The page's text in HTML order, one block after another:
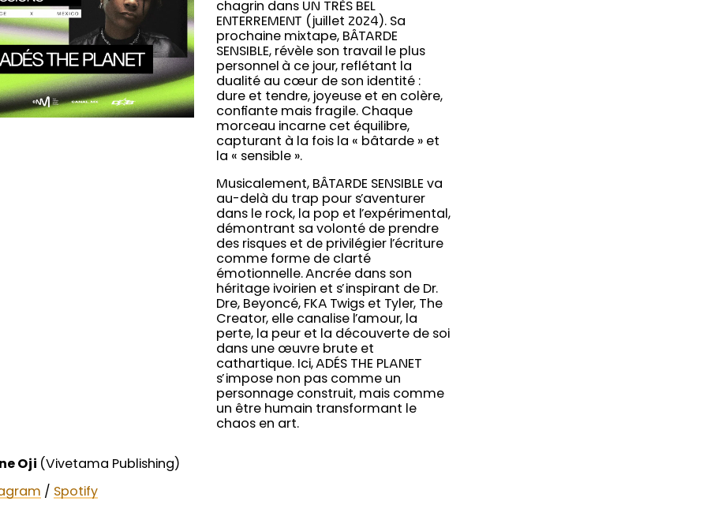
chagrin dans UN TRÈS BEL
ENTERREMENT (juillet 2024). Sa
prochaine mixtape, BÂTARDE
SENSIBLE, révèle son travail le plus
personnel à ce jour, reflétant la
dualité au cœur de son identité :
dure et tendre, joyeuse et en colère,
confiante mais fragile. Chaque
morceau incarne cet équilibre,
capturant à la fois la « bâtarde » et
la « sensible ».
Musicalement, BÂTARDE SENSIBLE va
au-delà du trap pour s’aventurer
dans le rock, la pop et l’expérimental,
démontrant sa volonté de prendre
des risques et de privilégier l’écriture
comme forme de clarté
émotionnelle. Ancrée dans son
héritage ivoirien et s’inspirant de Dr.
Dre, Beyoncé, FKA Twigs et Tyler, The
Creator, elle canalise l’amour, la
perte, la peur et la découverte de soi
dans une œuvre brute et
cathartique. Ici, ADÉS THE PLANET
s’impose non pas comme un
personnage construit, mais comme
un être humain transformant le
chaos en art.
Oji (Vivetama Publishing)
/ Spotify